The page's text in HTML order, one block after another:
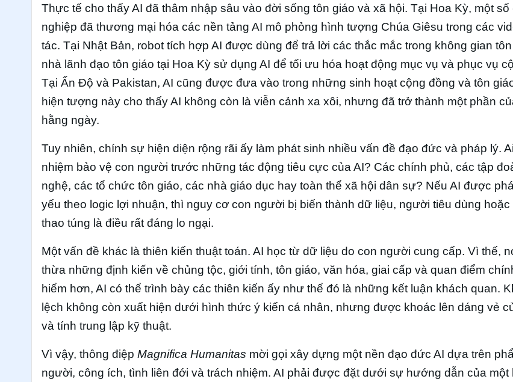
Thực tế cho thấy AI đã thâm nhập sâu vào đời sống tôn giáo và xã hội. Tại Hoa Kỳ, một số
nghiệp đã thương mại hóa các nền tảng AI mô phỏng hình tượng Chúa Giêsu trong các
tác. Tại Nhật Bản, robot tích hợp AI được dùng để trả lời các thắc mắc trong không gian
nhà lãnh đạo tôn giáo tại Hoa Kỳ sử dụng AI để tối ưu hóa hoạt động mục vụ và phục vụ
Tại Ấn Độ và Pakistan, AI cũng được đưa vào trong những sinh hoạt cộng đồng và tôn
hiện tượng này cho thấy AI không còn là viễn cảnh xa xôi, nhưng đã trở thành một phần
hằng ngày.
Tuy nhiên, chính sự hiện diện rộng rãi ấy làm phát sinh nhiều vấn đề đạo đức và pháp lý.
nhiệm bảo vệ con người trước những tác động tiêu cực của AI? Các chính phủ, các tập
nghệ, các tổ chức tôn giáo, các nhà giáo dục hay toàn thể xã hội dân sự? Nếu AI được
yếu theo logic lợi nhuận, thì nguy cơ con người bị biến thành dữ liệu, người tiêu dùng
thao túng là điều rất đáng lo ngại.
Một vấn đề khác là thiên kiến thuật toán. AI học từ dữ liệu do con người cung cấp. Vì thế,
thừa những định kiến về chủng tộc, giới tính, tôn giáo, văn hóa, giai cấp và quan điểm
hiểm hơn, AI có thể trình bày các thiên kiến ấy như thể đó là những kết luận khách quan.
lệch không còn xuất hiện dưới hình thức ý kiến cá nhân, nhưng được khoác lên dáng vẻ
và tính trung lập kỹ thuật.
Vì vậy, thông điệp Magnifica Humanitas mời gọi xây dựng một nền đạo đức AI dựa trên
người, công ích, tình liên đới và trách nhiệm. AI phải được đặt dưới sự hướng dẫn của một